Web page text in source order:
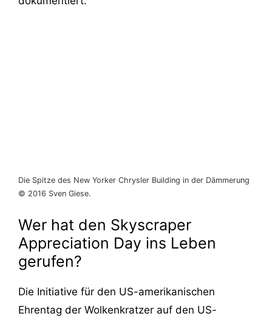
Die Spitze des New Yorker Chrysler Building in der Dämmerung
© 2016 Sven Giese.
Wer hat den Skyscraper
Appreciation Day ins Leben
gerufen?
Die Initiative für den US-amerikanischen
Ehrentag der Wolkenkratzer auf den US-